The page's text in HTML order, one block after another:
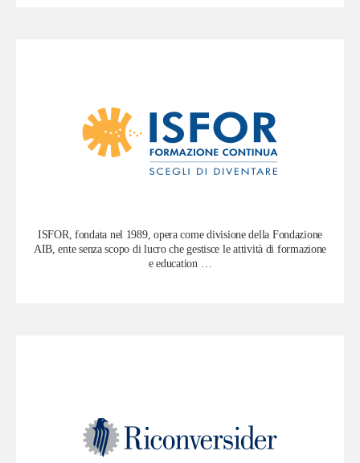
ISFOR, fondata nel 1989, opera come divisione della Fondazione
AIB, ente senza scopo di lucro che gestisce le attività di formazione
e education …